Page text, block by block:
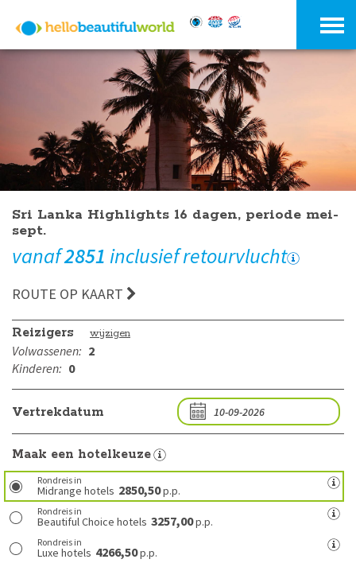
Sri Lanka Highlights 16 dagen, periode mei-
sept.
vanaf2851 inclusief retourvlucht
ROUTE OP KAART
Reizigers wijzigen
Volwassenen: 2
Kinderen: 0
Vertrekdatum
Maak een hotelkeuze
Rondreis in
Midrange hotels 2850,50p.p.
Rondreis in
Beautiful Choice hotels 3257,00p.p.
Rondreis in
Luxe hotels 4266,50p.p.